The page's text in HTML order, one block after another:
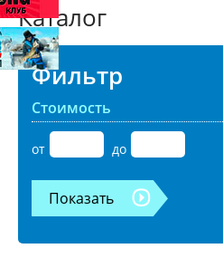
Каталог
Фильтр
Стоимость
от до